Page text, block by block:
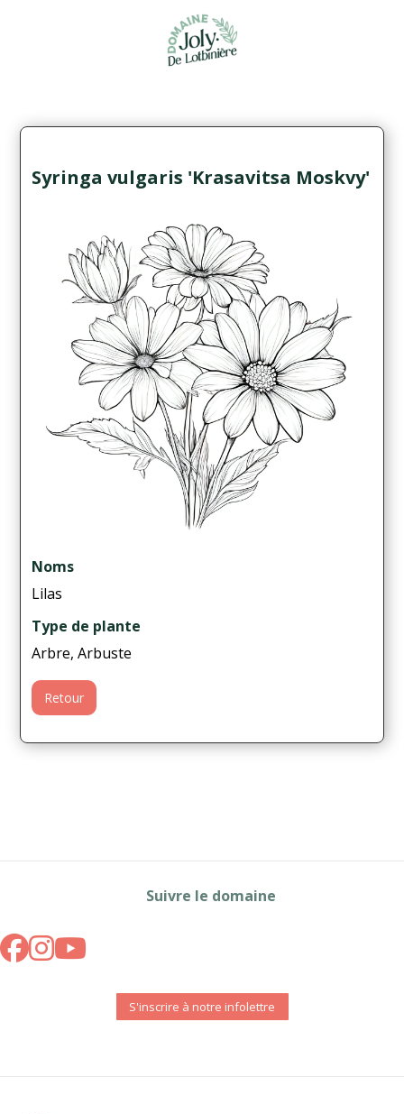
Syringa vulgaris 'Krasavitsa Moskvy'
Noms
Lilas
Type de plante
Arbre, Arbuste
Retour
Suivre le domaine
S'inscrire à notre infolettre